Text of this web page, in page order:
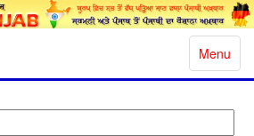
Toggle
Menu